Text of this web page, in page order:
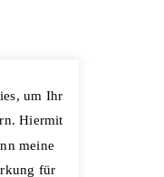
um Ihr
Hiermit
meine
für